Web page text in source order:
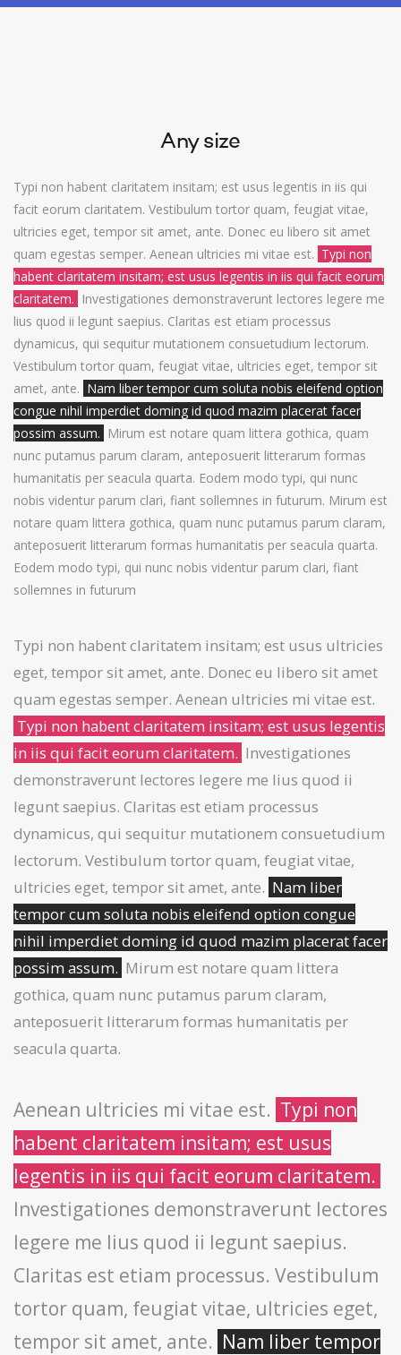
Any size
Typi non habent claritatem insitam; est usus legentis in iis qui
facit eorum claritatem. Vestibulum tortor quam, feugiat vitae,
ultricies eget, tempor sit amet, ante. Donec eu libero sit amet
quam egestas semper. Aenean ultricies mi vitae est. Typi non
habent claritatem insitam; est usus legentis in iis qui facit eorum
claritatem. Investigationes demonstraverunt lectores legere me
lius quod ii legunt saepius. Claritas est etiam processus
dynamicus, qui sequitur mutationem consuetudium lectorum.
Vestibulum tortor quam, feugiat vitae, ultricies eget, tempor sit
amet, ante. Nam liber tempor cum soluta nobis eleifend option
congue nihil imperdiet doming id quod mazim placerat facer
possim assum. Mirum est notare quam littera gothica, quam
nunc putamus parum claram, anteposuerit litterarum formas
humanitatis per seacula quarta. Eodem modo typi, qui nunc
nobis videntur parum clari, fiant sollemnes in futurum. Mirum est
notare quam littera gothica, quam nunc putamus parum claram,
anteposuerit litterarum formas humanitatis per seacula quarta.
Eodem modo typi, qui nunc nobis videntur parum clari, fiant
sollemnes in futurum
Typi non habent claritatem insitam; est usus ultricies
eget, tempor sit amet, ante. Donec eu libero sit amet
quam egestas semper. Aenean ultricies mi vitae est.
Typi non habent claritatem insitam; est usus legentis
in iis qui facit eorum claritatem. Investigationes
demonstraverunt lectores legere me lius quod ii
legunt saepius. Claritas est etiam processus
dynamicus, qui sequitur mutationem consuetudium
lectorum. Vestibulum tortor quam, feugiat vitae,
ultricies eget, tempor sit amet, ante. Nam liber
tempor cum soluta nobis eleifend option congue
nihil imperdiet doming id quod mazim placerat facer
possim assum. Mirum est notare quam littera
gothica, quam nunc putamus parum claram,
anteposuerit litterarum formas humanitatis per
seacula quarta.
Aenean ultricies mi vitae est. Typi non
habent claritatem insitam; est usus
legentis in iis qui facit eorum claritatem.
Investigationes demonstraverunt lectores
legere me lius quod ii legunt saepius.
Claritas est etiam processus. Vestibulum
tortor quam, feugiat vitae, ultricies eget,
tempor sit amet, ante. Nam liber tempor